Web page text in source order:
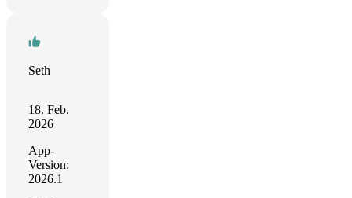
Seth
18. Feb.
2026
App-
Version:
2026.1